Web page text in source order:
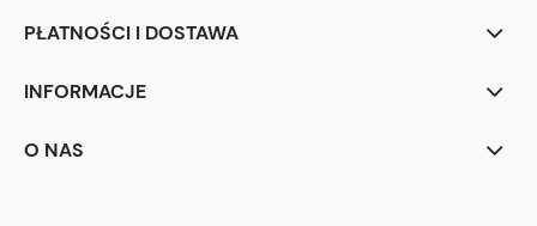
PŁATNOŚCI I DOSTAWA
INFORMACJE
O NAS